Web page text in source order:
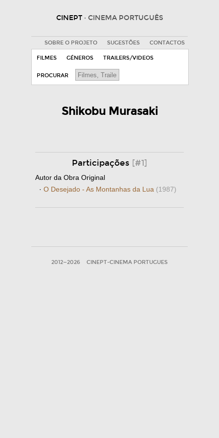
CINEPT · CINEMA PORTUGUÊS
SOBRE O PROJETO SUGESTÕES CONTACTOS
FILMES GÉNEROS TRAILERS/VIDEOS
PROCURAR
Shikobu Murasaki
Participações [#1]
Autor da Obra Original
· O Desejado - As Montanhas da Lua (1987)
2012—2026 CINEPT-CINEMA PORTUGUES